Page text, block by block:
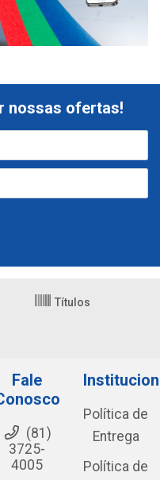
nossas ofertas!
Títulos
Fale
(81)
3725-
4005
Política de
Entrega
Política de